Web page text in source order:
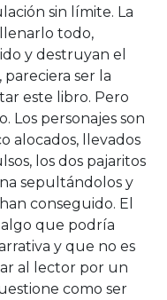
sin límite. La
todo,
y destruyan el
ser la
este libro. Pero
Los personajes son
alocados, llevados
los dos pajaritos
sepultándolos y
conseguido. El
que podría
y que no es
al lector por un
como ser